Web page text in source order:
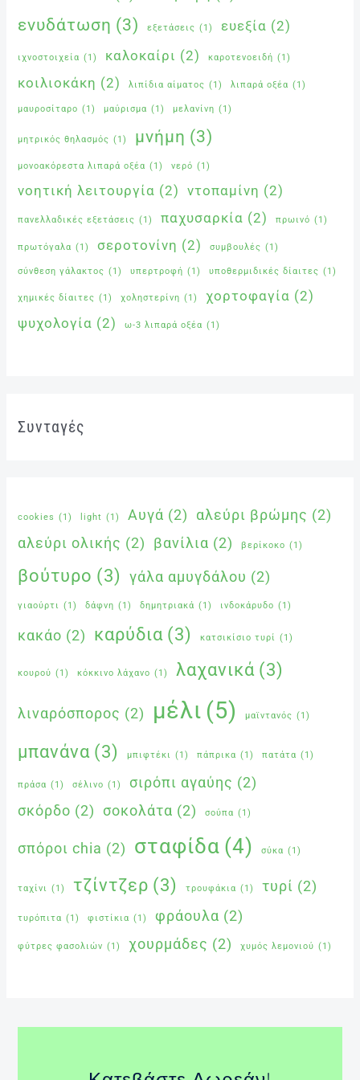
ενυδάτωση (3) εξετάσεις (1) ευεξία (2)
ιχνοστοιχεία (1) καλοκαίρι (2) καροτενοειδή (1)
κοιλιοκάκη (2) λιπίδια αίματος (1) λιπαρά οξέα (1)
μαυροσίταρο (1) μαύρισμα (1) μελανίνη (1)
μητρικός θηλασμός (1) μνήμη (3)
μονοακόρεστα λιπαρά οξέα (1) νερό (1)
νοητική λειτουργία (2) ντοπαμίνη (2)
πανελλαδικές εξετάσεις (1) παχυσαρκία (2) πρωινό (1)
πρωτόγαλα (1) σεροτονίνη (2) συμβουλές (1)
σύνθεση γάλακτος (1) υπερτροφή (1) υποθερμιδικές δίαιτες (1)
χημικές δίαιτες (1) χοληστερίνη (1) χορτοφαγία (2)
ψυχολογία (2) ω-3 λιπαρά οξέα (1)
Συνταγές
cookies (1) light (1) Αυγά (2) αλεύρι βρώμης (2)
αλεύρι ολικής (2) βανίλια (2) βερίκοκο (1)
βούτυρο (3) γάλα αμυγδάλου (2)
γιαούρτι (1) δάφνη (1) δημητριακά (1) ινδοκάρυδο (1)
κακάο (2) καρύδια (3) κατσικίσιο τυρί (1)
κουρού (1) κόκκινο λάχανο (1) λαχανικά (3)
λιναρόσπορος (2) μέλι (5) μαϊντανός (1)
μπανάνα (3) μπιφτέκι (1) πάπρικα (1) πατάτα (1)
πράσα (1) σέλινο (1) σιρόπι αγαύης (2)
σκόρδο (2) σοκολάτα (2) σούπα (1)
σπόροι chia (2) σταφίδα (4) σύκα (1)
ταχίνι (1) τζίντζερ (3) τρουφάκια (1) τυρί (2)
τυρόπιτα (1) φιστίκια (1) φράουλα (2)
φύτρες φασολιών (1) χουρμάδες (2) χυμός λεμονιού (1)